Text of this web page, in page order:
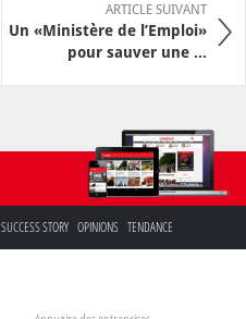
ARTICLE SUIVANT
Un «Ministère de l’Emploi»
pour sauver une ...
SUCCESS STORY OPINIONS TENDANCE